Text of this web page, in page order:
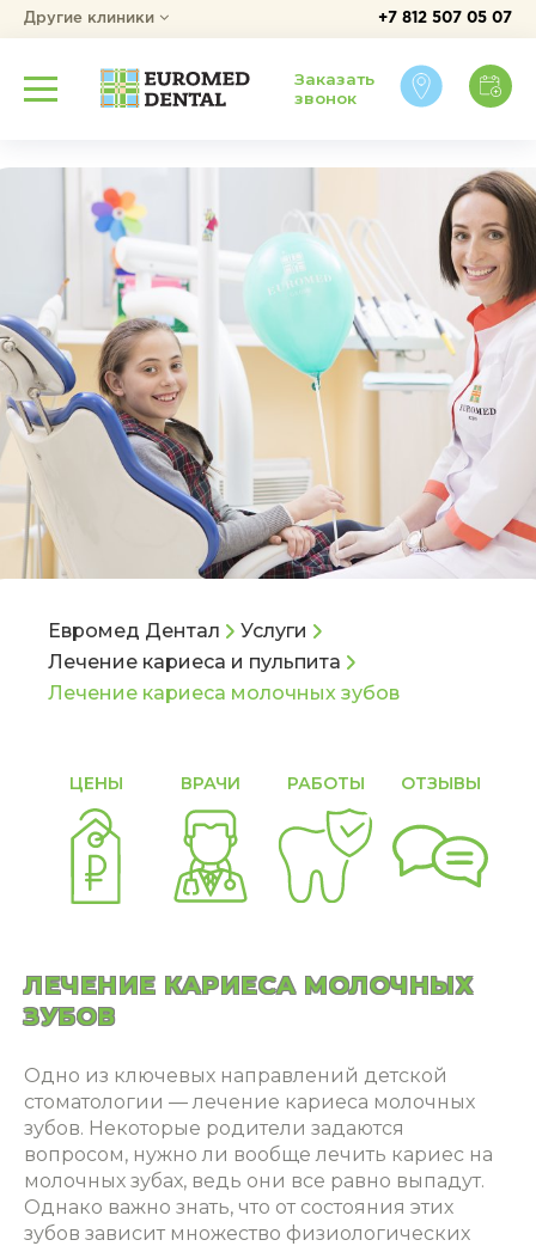
+7 812 507 05 07
Другие клиники
Заказать
звонок
Евромед Дентал
Услуги
Лечение кариеса и пульпита
Лечение кариеса молочных зубов
ЦЕНЫ ВРАЧИ РАБОТЫ ОТЗЫВЫ
ЛЕЧЕНИЕ КАРИЕСА МОЛОЧНЫХ
ЗУБОВ
Одно из ключевых направлений детской
стоматологии ―лечение кариеса молочных
зубов. Некоторые родители задаются
вопросом, нужно ли вообще лечить кариес на
молочных зубах, ведь они все равно выпадут.
Однако важно знать, что от состояния этих
зубов зависит множество физиологических